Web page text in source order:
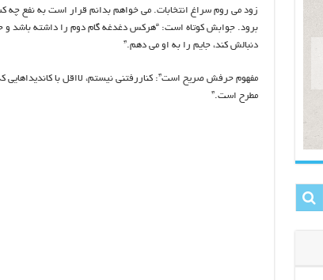
زود می روم سراغ انتخابات. می خواهم بدانم قرار است به نفع چه
برود. جوابش کوتاه است: “هرکس دغدغه گام دوم را داشته باشد و
دنبالش کند، جایم را به او می دهم.”
مفهوم حرفش صریح است”: کناررفتنی نیستم، لااقل با کاندیداهایی
مطرح است.”